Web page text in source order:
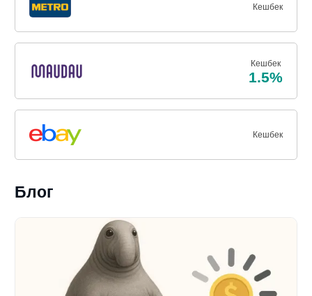
Кешбек
Кешбек
1.5%
Кешбек
Блог